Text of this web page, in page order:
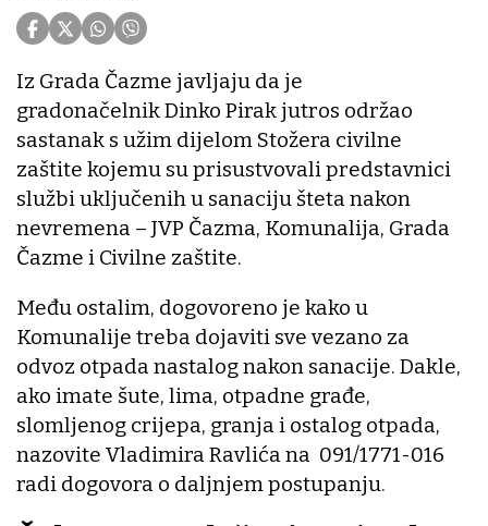
Iz Grada Čazme javljaju da je
gradonačelnik Dinko Pirak jutros održao
sastanak s užim dijelom Stožera civilne
zaštite kojemu su prisustvovali predstavnici
službi uključenih u sanaciju šteta nakon
nevremena – JVP Čazma, Komunalija, Grada
Čazme i Civilne zaštite.
Među ostalim, dogovoreno je kako u
Komunalije treba dojaviti sve vezano za
odvoz otpada nastalog nakon sanacije. Dakle,
ako imate šute, lima, otpadne građe,
slomljenog crijepa, granja i ostalog otpada,
nazovite Vladimira Ravlića na 091/1771-016
radi dogovora o daljnjem postupanju.